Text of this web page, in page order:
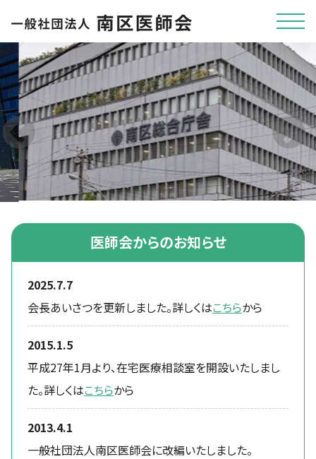
医師会からのお知らせ
2025.7.7
会長あいさつを更新しました。詳しくはこちらから
2015.1.5
平成27年1月より、在宅医療相談室を開設いたしまし
た。詳しくはこちらから
2013.4.1
一般社団法人南区医師会に改編いたしました。